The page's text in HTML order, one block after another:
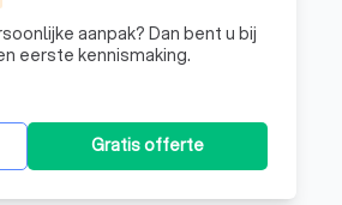
aanpak? Dan bent u bij
eerste kennismaking.
Gratis offerte